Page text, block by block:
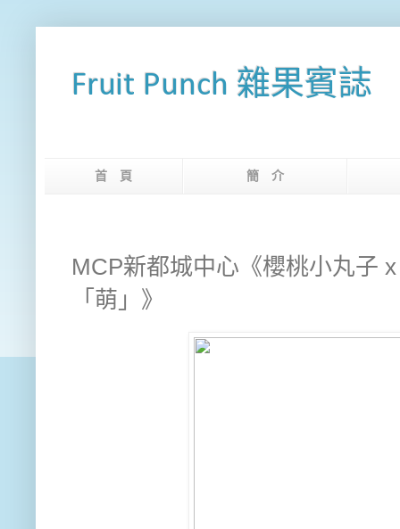
Fruit Punch 雜果賓誌
首 頁 簡 介
MCP新都城中心《櫻桃小丸子
「萌」》